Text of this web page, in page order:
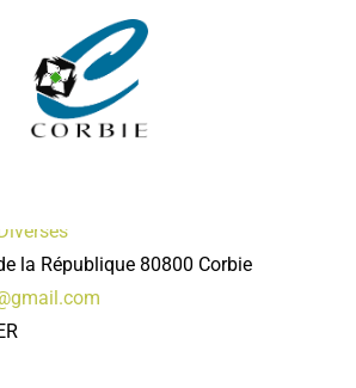
Corbie
la République 80800 Corbie